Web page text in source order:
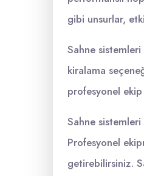
gibi unsurlar,
Sahne sistemleri
kiralama
profesyonel
Sahne
Profesyonel
getirebilirsiniz.